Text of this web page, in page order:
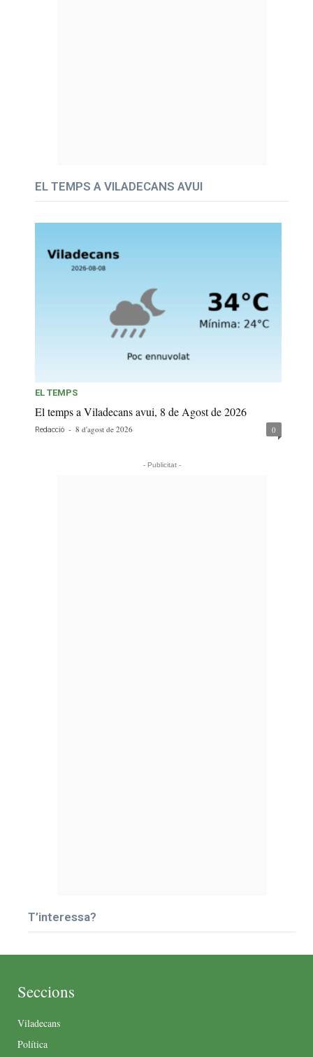
EL TEMPS A VILADECANS AVUI
EL TEMPS
El temps a Viladecans avui, 8 de Agost de 2026
Redacció - 8 d'agost de 2026 0
- Publicitat -
T’interessa?
Seccions
Viladecans
Política